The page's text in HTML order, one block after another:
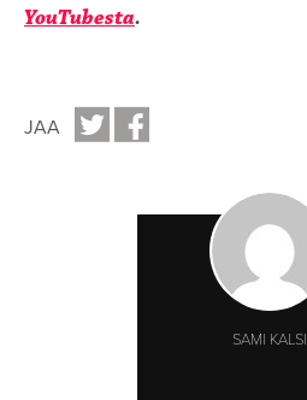
YouTubesta.
JAA
SAMI KALSI